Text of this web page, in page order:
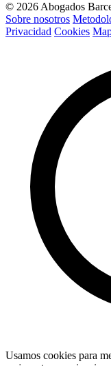
© 2026 Abogados
Sobre nosotros
Privacidad Cookies
Usamos cookies para